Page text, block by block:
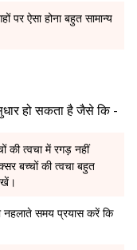
पर ऐसा होना बहुत सामान्य
हो सकता है जैसे कि -
की त्वचा में रगड़ नहीं
बच्चों की त्वचा बहुत
नहलाते समय प्रयास करें कि